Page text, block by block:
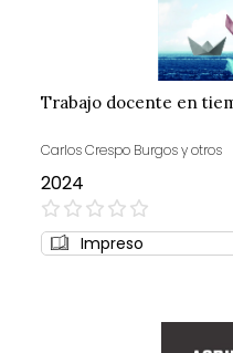
Trabajo docente en
Carlos Crespo Burgos y otros
2024
0%
Impreso